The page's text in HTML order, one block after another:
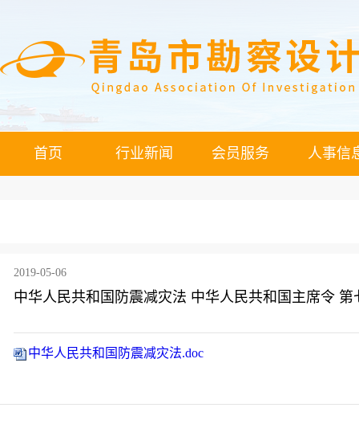
首页 行业新闻 会员服务 人事信
2019-05-06
中华人民共和国防震减灾法 中华人民共和国主席令 第
中华人民共和国防震减灾法.doc